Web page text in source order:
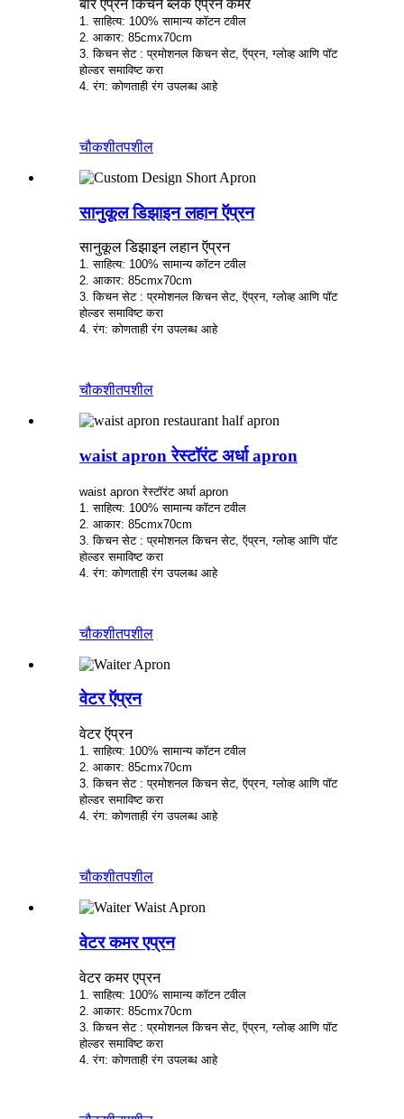
बार ऍप्रन किचन ब्लॅक ऍप्रन कमर
1. साहित्य: 100% सामान्य कॉटन टवील
2. आकार: 85cmx70cm
3. किचन सेट : प्रमोशनल किचन सेट, ऍप्रन, ग्लोव्ह आणि पॉट
होल्डर समाविष्ट करा
4. रंग: कोणताही रंग उपलब्ध आहे
चौकशीतपशील
सानुकूल डिझाइन लहान ऍप्रन
सानुकूल डिझाइन लहान ऍप्रन
1. साहित्य: 100% सामान्य कॉटन टवील
2. आकार: 85cmx70cm
3. किचन सेट : प्रमोशनल किचन सेट, ऍप्रन, ग्लोव्ह आणि पॉट
होल्डर समाविष्ट करा
4. रंग: कोणताही रंग उपलब्ध आहे
चौकशीतपशील
waist apron रेस्टॉरंट अर्धा apron
waist apron रेस्टॉरंट अर्धा apron
1. साहित्य: 100% सामान्य कॉटन टवील
2. आकार: 85cmx70cm
3. किचन सेट : प्रमोशनल किचन सेट, ऍप्रन, ग्लोव्ह आणि पॉट
होल्डर समाविष्ट करा
4. रंग: कोणताही रंग उपलब्ध आहे
चौकशीतपशील
वेटर ऍप्रन
वेटर ऍप्रन
1. साहित्य: 100% सामान्य कॉटन टवील
2. आकार: 85cmx70cm
3. किचन सेट : प्रमोशनल किचन सेट, ऍप्रन, ग्लोव्ह आणि पॉट
होल्डर समाविष्ट करा
4. रंग: कोणताही रंग उपलब्ध आहे
चौकशीतपशील
वेटर कमर एप्रन
वेटर कमर एप्रन
1. साहित्य: 100% सामान्य कॉटन टवील
2. आकार: 85cmx70cm
3. किचन सेट : प्रमोशनल किचन सेट, ऍप्रन, ग्लोव्ह आणि पॉट
होल्डर समाविष्ट करा
4. रंग: कोणताही रंग उपलब्ध आहे